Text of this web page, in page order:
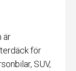
är
för
SUV,